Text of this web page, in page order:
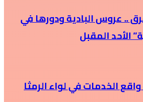
.. عروس البادية ودورها في
الأحد المقبل
الخدمات في لواء الرمثا